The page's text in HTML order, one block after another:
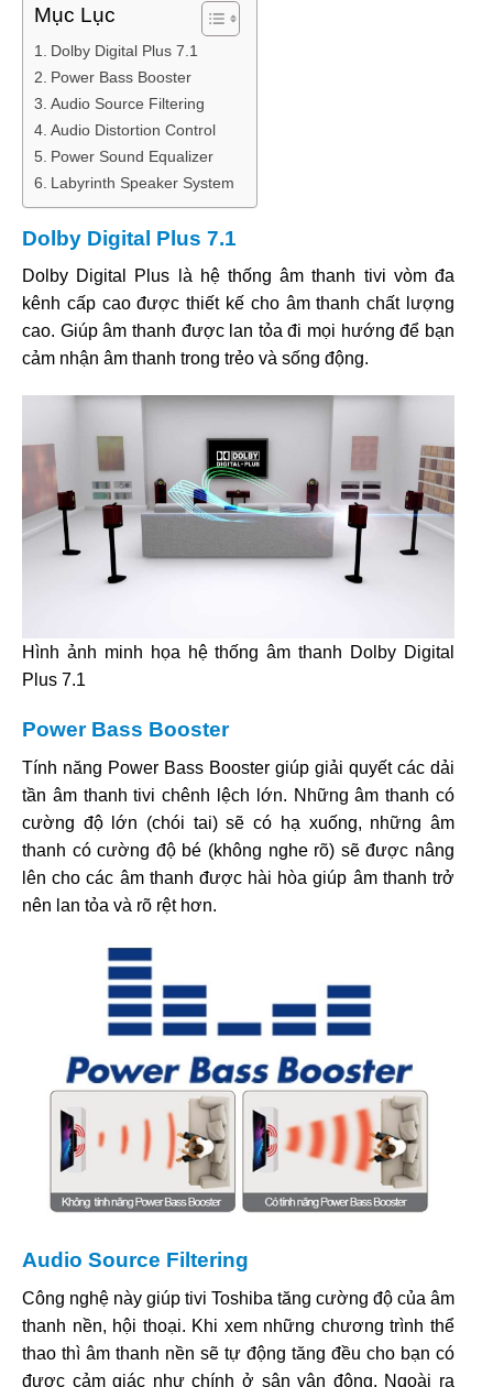
Mục Lục
Dolby Digital Plus 7.1
Power Bass Booster
Audio Source Filtering
Audio Distortion Control
Power Sound Equalizer
Labyrinth Speaker System
Dolby Digital Plus 7.1
Dolby Digital Plus là hệ thống âm thanh tivi vòm đa
kênh cấp cao được thiết kế cho âm thanh chất lượng
cao. Giúp âm thanh được lan tỏa đi mọi hướng để bạn
cảm nhận âm thanh trong trẻo và sống động.
Hình ảnh minh họa hệ thống âm thanh Dolby Digital
Plus 7.1
Power Bass Booster
Tính năng Power Bass Booster giúp giải quyết các dải
tần âm thanh tivi chênh lệch lớn. Những âm thanh có
cường độ lớn (chói tai) sẽ có hạ xuống, những âm
thanh có cường độ bé (không nghe rõ) sẽ được nâng
lên cho các âm thanh được hài hòa giúp âm thanh trở
nên lan tỏa và rõ rệt hơn.
Audio Source Filtering
Công nghệ này giúp tivi Toshiba tăng cường độ của âm
thanh nền, hội thoại. Khi xem những chương trình thể
thao thì âm thanh nền sẽ tự động tăng đều cho bạn có
được cảm giác như chính ở sân vận động. Ngoài ra